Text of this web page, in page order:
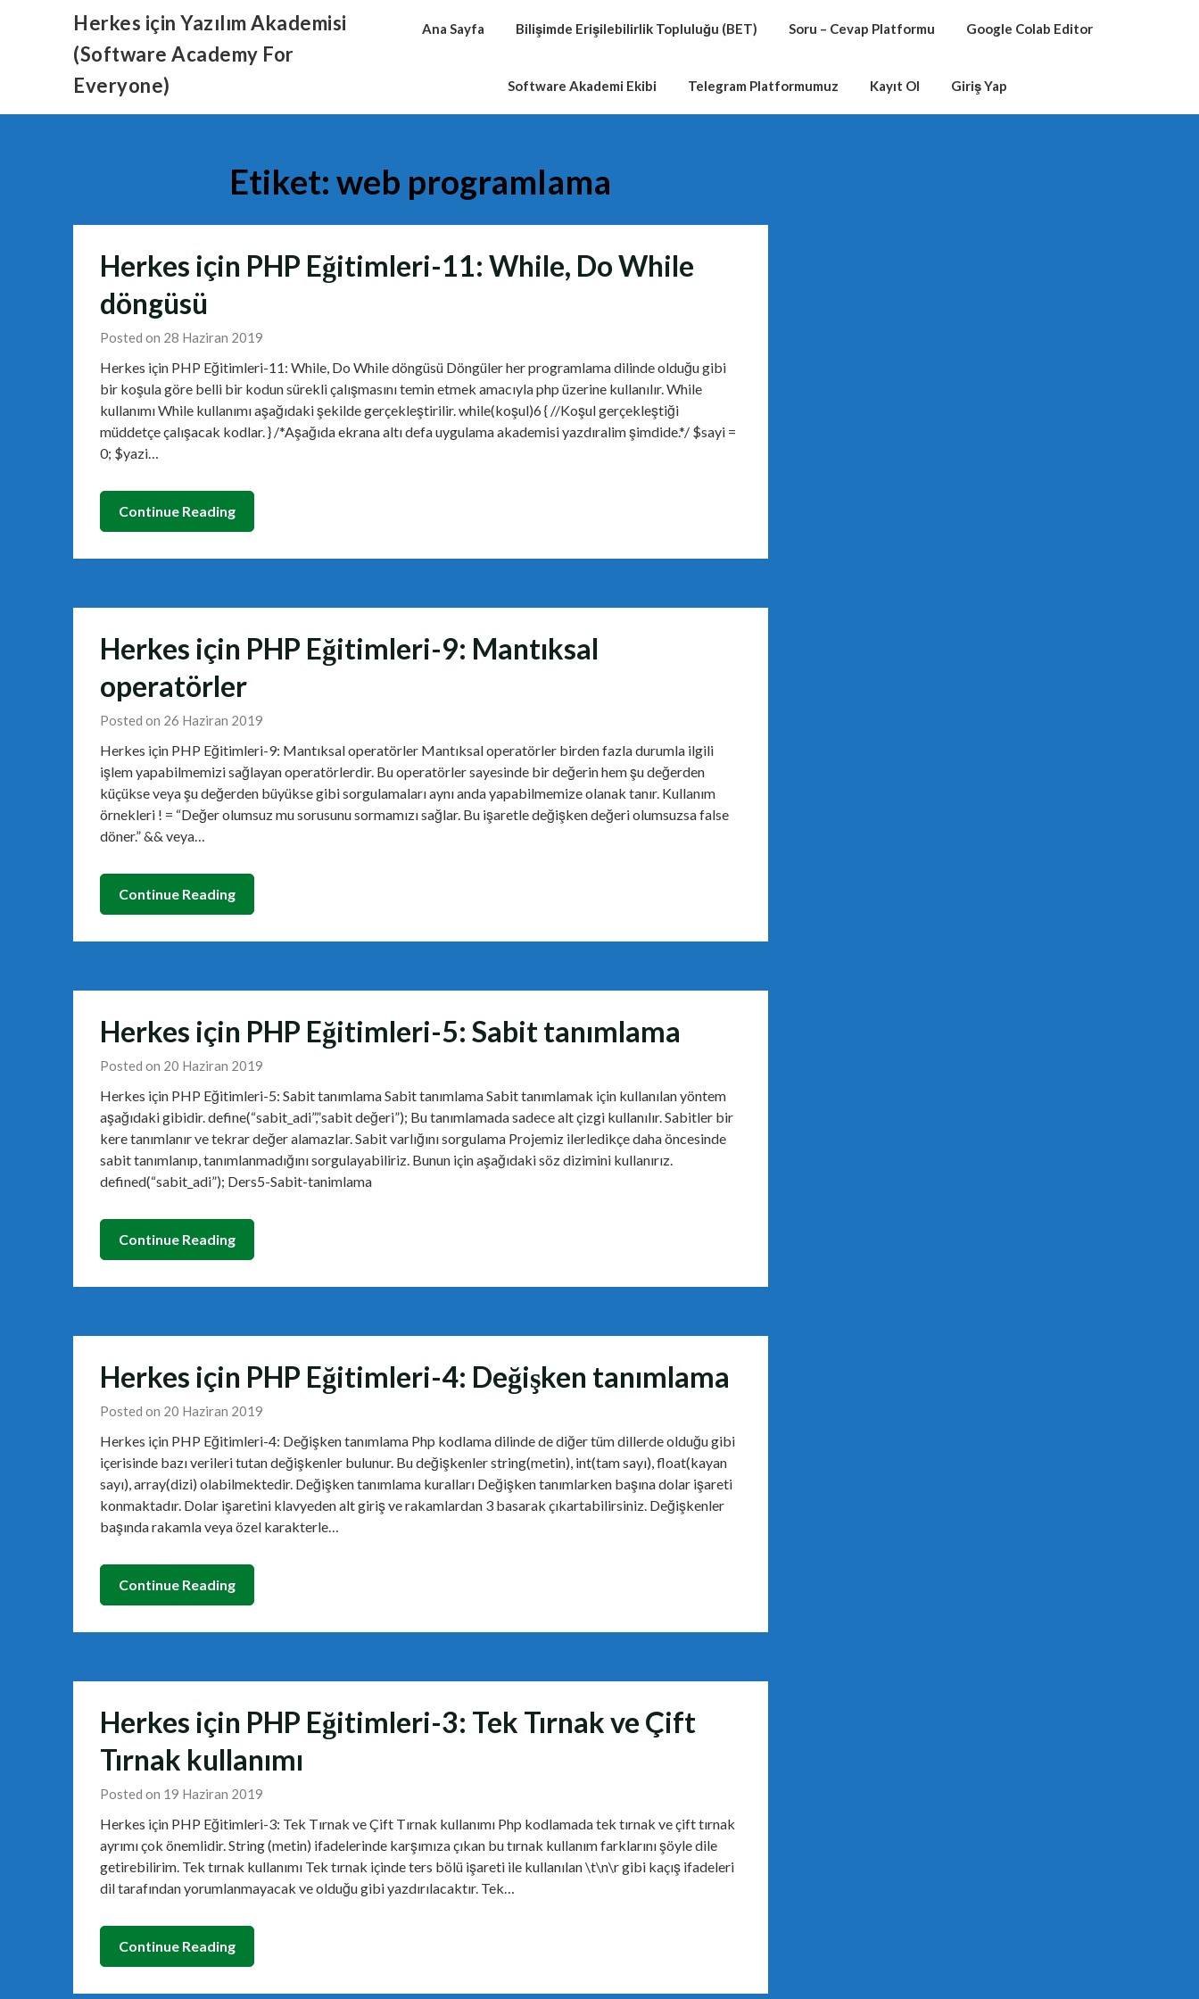
Herkes için Yazılım Akademisi
(Software Academy For
Everyone)
Ana Sayfa Bilişimde Erişilebilirlik Topluluğu (BET) Soru – Cevap Platformu Google Colab Editor
Software Akademi Ekibi Telegram Platformumuz Kayıt Ol Giriş Yap
Etiket:web programlama
Herkes için PHP Eğitimleri-11: While, Do While
döngüsü
Posted on 28 Haziran 2019
Herkes için PHP Eğitimleri-11: While, Do While döngüsü Döngüler her programlama dilinde olduğu gibi
bir koşula göre belli bir kodun sürekli çalışmasını temin etmek amacıyla php üzerine kullanılır. While
kullanımı While kullanımı aşağıdaki şekilde gerçekleştirilir. while(koşul)6 { //Koşul gerçekleştiği
müddetçe çalışacak kodlar. } /*Aşağıda ekrana altı defa uygulama akademisi yazdıralim şimdide.*/ $sayi =
0; $yazi…
Continue Reading
Herkes için PHP Eğitimleri-9: Mantıksal
operatörler
Posted on 26 Haziran 2019
Herkes için PHP Eğitimleri-9: Mantıksal operatörler Mantıksal operatörler birden fazla durumla ilgili
işlem yapabilmemizi sağlayan operatörlerdir. Bu operatörler sayesinde bir değerin hem şu değerden
küçükse veya şu değerden büyükse gibi sorgulamaları aynı anda yapabilmemize olanak tanır. Kullanım
örnekleri ! = “Değer olumsuz mu sorusunu sormamızı sağlar. Bu işaretle değişken değeri olumsuzsa false
döner.” && veya…
Continue Reading
Herkes için PHP Eğitimleri-5: Sabit tanımlama
Posted on 20 Haziran 2019
Herkes için PHP Eğitimleri-5: Sabit tanımlama Sabit tanımlama Sabit tanımlamak için kullanılan yöntem
aşağıdaki gibidir. define(“sabit_adi”,”sabit değeri”); Bu tanımlamada sadece alt çizgi kullanılır. Sabitler bir
kere tanımlanır ve tekrar değer alamazlar. Sabit varlığını sorgulama Projemiz ilerledikçe daha öncesinde
sabit tanımlanıp, tanımlanmadığını sorgulayabiliriz. Bunun için aşağıdaki söz dizimini kullanırız.
defined(“sabit_adi”); Ders5-Sabit-tanimlama
Continue Reading
Herkes için PHP Eğitimleri-4: Değişken tanımlama
Posted on 20 Haziran 2019
Herkes için PHP Eğitimleri-4: Değişken tanımlama Php kodlama dilinde de diğer tüm dillerde olduğu gibi
içerisinde bazı verileri tutan değişkenler bulunur. Bu değişkenler string(metin), int(tam sayı), float(kayan
sayı), array(dizi) olabilmektedir. Değişken tanımlama kuralları Değişken tanımlarken başına dolar işareti
konmaktadır. Dolar işaretini klavyeden alt giriş ve rakamlardan 3 basarak çıkartabilirsiniz. Değişkenler
başında rakamla veya özel karakterle…
Continue Reading
Herkes için PHP Eğitimleri-3: Tek Tırnak ve Çift
Tırnak kullanımı
Posted on 19 Haziran 2019
Herkes için PHP Eğitimleri-3: Tek Tırnak ve Çift Tırnak kullanımı Php kodlamada tek tırnak ve çift tırnak
ayrımı çok önemlidir. String (metin) ifadelerinde karşımıza çıkan bu tırnak kullanım farklarını şöyle dile
getirebilirim. Tek tırnak kullanımı Tek tırnak içinde ters bölü işareti ile kullanılan \t\n\r gibi kaçış ifadeleri
dil tarafından yorumlanmayacak ve olduğu gibi yazdırılacaktır. Tek…
Continue Reading